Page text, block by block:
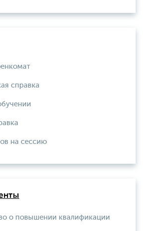
справка
на сессию
о повышении квалификации